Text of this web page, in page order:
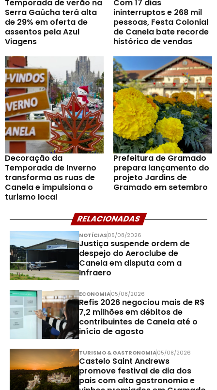
Temporada de verão na
Serra Gaúcha terá alta
de 29% em oferta de
assentos pela Azul
Viagens
Com 17 dias
ininterruptos e 268 mil
pessoas, Festa Colonial
de Canela bate recorde
histórico de vendas
Decoração da
Temporada de Inverno
transforma as ruas de
Canela e impulsiona o
turismo local
Prefeitura de Gramado
prepara lançamento do
projeto Jardins de
Gramado em setembro
RELACIONADAS
NOTÍCIAS05/08/2026
Justiça suspende ordem de
despejo do Aeroclube de
Canela em disputa com a
Infraero
ECONOMIA05/08/2026
Refis 2026 negociou mais de R$
7,2 milhões em débitos de
contribuintes de Canela até o
início de agosto
TURISMO & GASTRONOMIA05/08/2026
Castelo Saint Andrews
promove festival de dia dos
pais com alta gastronomia e